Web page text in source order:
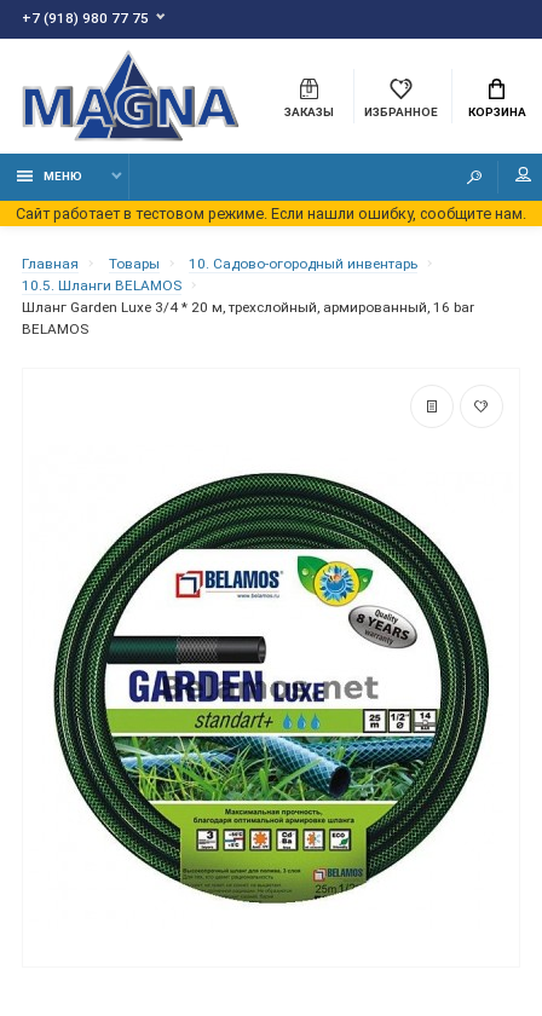
+7 (918) 980 77 75
ЗАКАЗЫ ИЗБРАННОЕ КОРЗИНА
МЕНЮ
Сайт работает в тестовом режиме. Если нашли ошибку, сообщите нам.
Главная Товары
10. Садово-огородный инвентарь
10.5. Шланги BELAMOS
Шланг Garden Luxe 3/4 * 20 м, трехслойный, армированный, 16 bar
BELAMOS